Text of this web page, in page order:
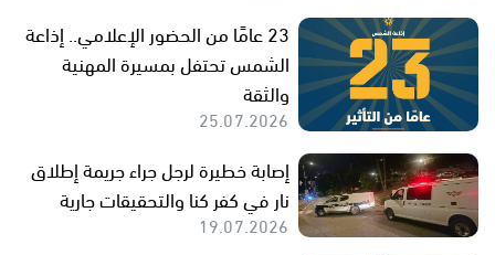
23 عامًا من الحضور الإعلامي.. إذاعة
الشمس تحتفل بمسيرة المهنية
والثقة
25.07.2026
إصابة خطيرة لرجل جراء جريمة إطلاق
نار في كفر كنا والتحقيقات جارية
19.07.2026